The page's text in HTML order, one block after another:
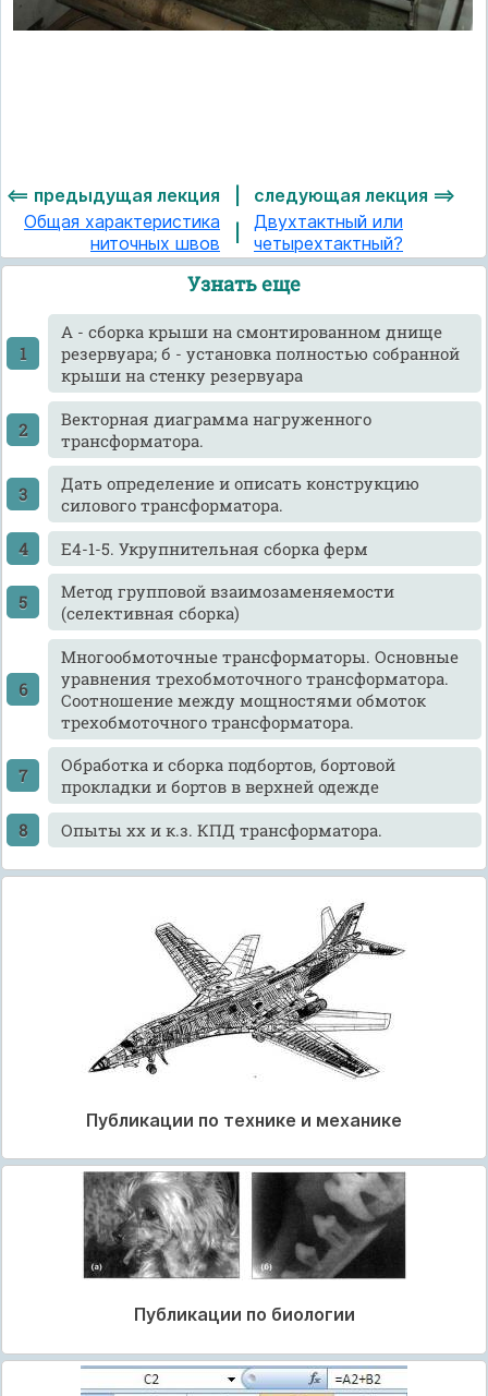
<== предыдущая лекция
следующая лекция ==>
Общая характеристика
ниточных швов
Двухтактный или
четырехтактный?
Узнать еще
А - сборка крыши на смонтированном днище
резервуара; б - установка полностью собранной
крыши на стенку резервуара
Векторная диаграмма нагруженного
трансформатора.
Дать определение и описать конструкцию
силового трансформатора.
Е4-1-5. Укрупнительная сборка ферм
Метод групповой взаимозаменяемости
(селективная сборка)
Многообмоточные трансформаторы. Основные
уравнения трехобмоточного трансформатора.
Соотношение между мощностями обмоток
трехобмоточного трансформатора.
Обработка и сборка подбортов, бортовой
прокладки и бортов в верхней одежде
Опыты хх и к.з. КПД трансформатора.
Публикации по технике и механике
Публикации по биологии